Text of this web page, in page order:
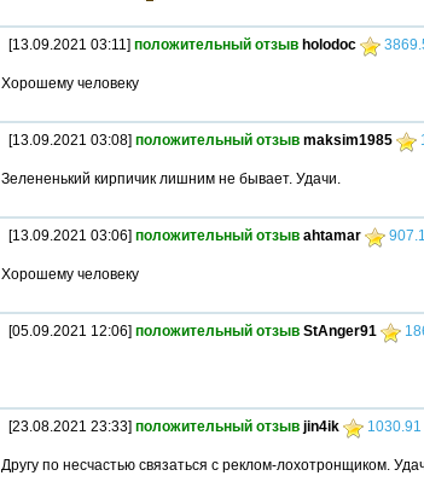
[13.09.2021 03:11] положительный отзыв holodoc
Хорошему человеку
[13.09.2021 03:08] положительный отзыв maksim1985
Зелененький кирпичик лишним не бывает. Удачи.
[13.09.2021 03:06] положительный отзыв ahtamar
Хорошему человеку
[05.09.2021 12:06] положительный отзыв StAnger91
[23.08.2021 23:33] положительный отзыв jin4ik 1030.91
Другу по несчастью связаться с реклом-лохотронщиком.